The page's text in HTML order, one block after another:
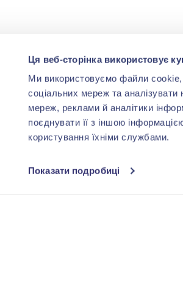
Ця веб-сторінка використовує
Ми використовуємо файли cookie,
соціальних мереж та
мереж, реклами й аналітики
поєднувати її з іншою
користування їхніми службами.
Показати подробиці